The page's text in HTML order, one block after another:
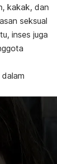
kakak, dan
seksual
inses juga